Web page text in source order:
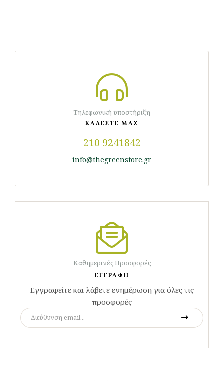
Τηλεφωνική υποστήριξη
ΚΑΛΕΣΤΕ ΜΑΣ
210 9241842
info@thegreenstore.gr
Καθημερινές Προσφορές
ΕΓΓΡΑΦΗ
Εγγραφείτε και λάβετε ενημέρωση για όλες τις
προσφορές